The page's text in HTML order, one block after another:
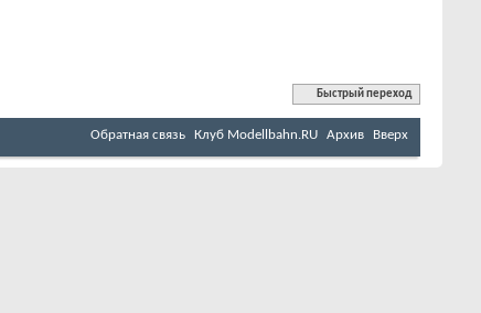
Быстрый переход
Обратная связь Клуб Мodellbahn.RU Архив Вверх